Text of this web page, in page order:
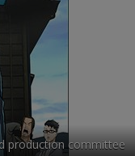
production committee